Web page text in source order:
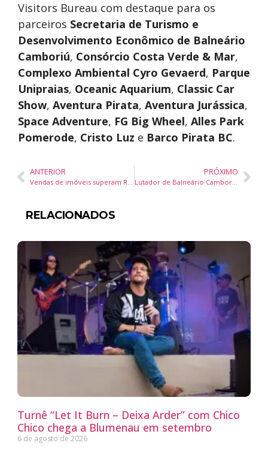
Visitors Bureau com destaque para os
parceiros Secretaria de Turismo e
Desenvolvimento Econômico de Balneário
Camboriú, Consórcio Costa Verde & Mar,
Complexo Ambiental Cyro Gevaerd, Parque
Unipraias, Oceanic Aquarium, Classic Car
Show, Aventura Pirata, Aventura Jurássica,
Space Adventure, FG Big Wheel, Alles Park
Pomerode, Cristo Luz e Barco Pirata BC.
ANTERIOR
Vendas de imóveis superam R$ 1,1 bilhão em Balneário Piçarras no primeiro semestre de 2024
PRÓXIMO
Lutador de Balneário Camboriú, Japa, patrocinado pela MS Clean Jumpers, vence luta contra checheno, no Russia
RELACIONADOS
Turnê “Let It Burn – Deixa Arder” com Chico
Chico chega a Blumenau em setembro
6 de agosto de 2026